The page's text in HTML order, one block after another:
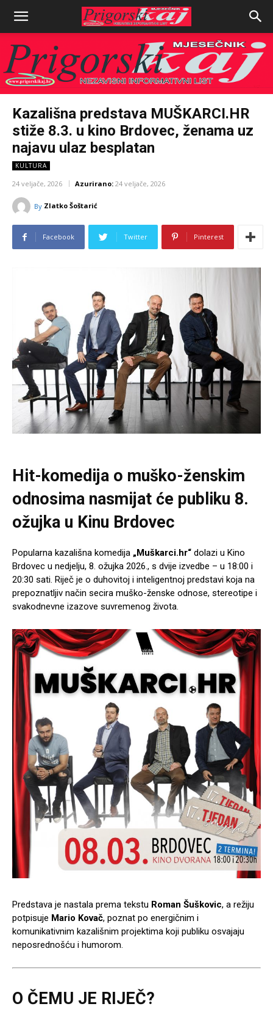
Kazališna predstava MUŠKARCI.HR
stiže 8.3. u kino Brdovec, ženama uz
najavu ulaz besplatan
KULTURA
24 veljače, 2026 Azurirano: 24 veljače, 2026
By Zlatko Šoštarić
Facebook Twitter Pinterest
Hit-komedija o muško-ženskim
odnosima nasmijat će publiku 8.
ožujka u Kinu Brdovec
Popularna kazališna komedija „Muškarci.hr“ dolazi u Kino
Brdovec u nedjelju, 8. ožujka 2026., s dvije izvedbe – u 18:00 i
20:30 sati. Riječ je o duhovitoj i inteligentnoj predstavi koja na
prepoznatljiv način secira muško-ženske odnose, stereotipe i
svakodnevne izazove suvremenog života.
Predstava je nastala prema tekstu Roman Šuškovic, a režiju
potpisuje Mario Kovač, poznat po energičnim i
komunikativnim kazališnim projektima koji publiku osvajaju
neposrednošću i humorom.
O ČEMU JE RIJEČ?